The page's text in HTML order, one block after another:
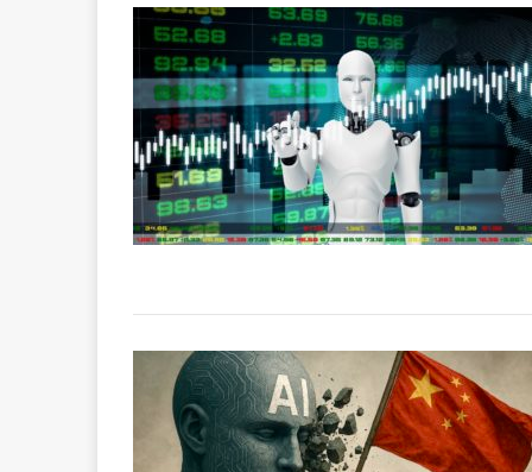
marchande
[ 7 février 2026 ]
[ 6 février 2026 ]
l’ambition